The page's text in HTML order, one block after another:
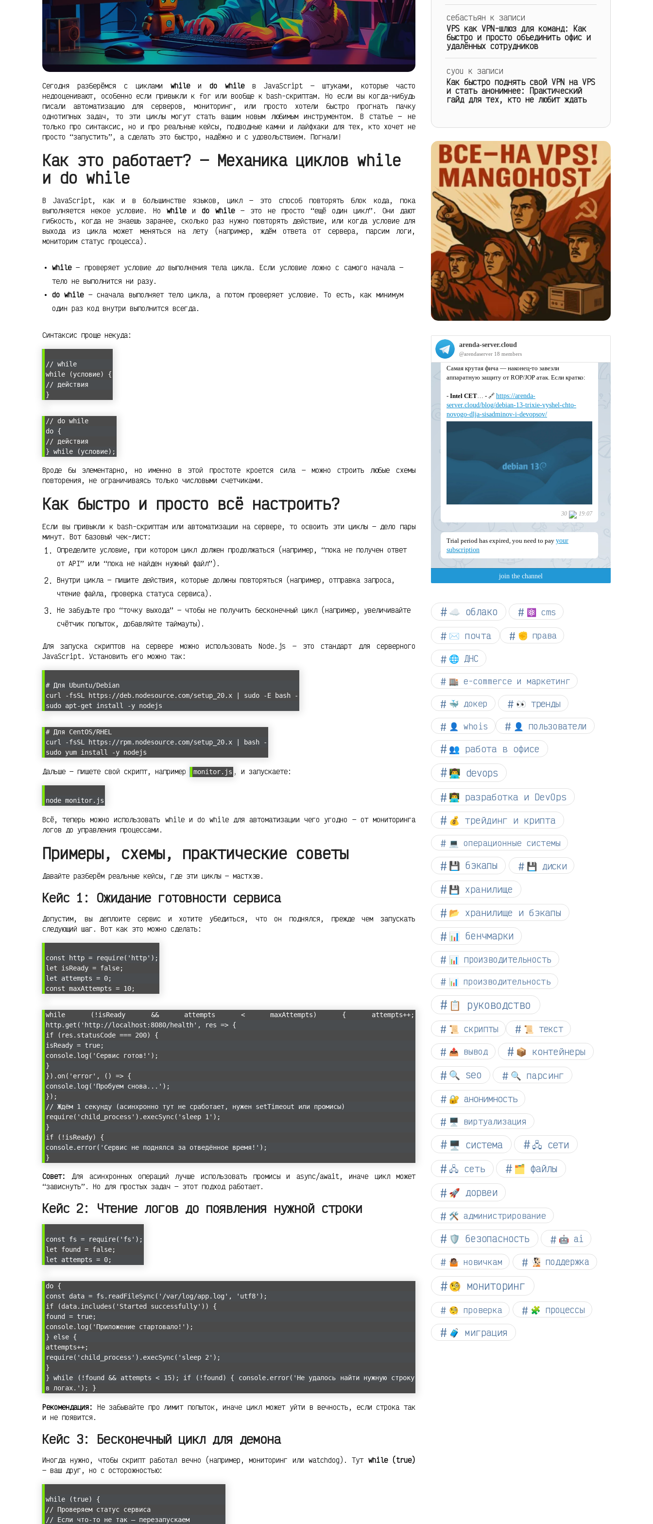
Сегодня разберёмся с циклами whileи do whileв JavaScript — штуками, которые часто
недооценивают, особенно если привыкли к for или вообще к bash-скриптам. Но если вы когда-нибудь
писали автоматизацию для серверов, мониторинг, или просто хотели быстро прогнать пачку
однотипных задач, то эти циклы могут стать вашим новым любимым инструментом. В статье — не
только про синтаксис, но и про реальные кейсы, подводные камни и лайфхаки для тех, кто хочет не
просто “запустить”, а сделать это быстро, надёжно и с удовольствием. Погнали!
Как это работает? — Механика циклов while
и do while
В JavaScript, как и в большинстве языков, цикл — это способ повторять блок кода, пока
выполняется некое условие. Но whileи do while— это не просто “ещё один цикл”. Они дают
гибкость, когда не знаешь заранее, сколько раз нужно повторять действие, или когда условие для
выхода из цикла может меняться на лету (например, ждём ответа от сервера, парсим логи,
мониторим статус процесса).
while— проверяет условие довыполнения тела цикла. Если условие ложно с самого начала —
тело не выполнится ни разу.
do while— сначала выполняет тело цикла, а потом проверяет условие. То есть, как минимум
один раз код внутри выполнится всегда.
Синтаксис проще некуда:
// while
while (условие) {
// действия
}
// do while
do {
// действия
} while (условие);
Вроде бы элементарно, но именно в этой простоте кроется сила — можно строить любые схемы
повторения, не ограничиваясь только числовыми счетчиками.
Как быстро и просто всё настроить?
Если вы привыкли к bash-скриптам или автоматизации на сервере, то освоить эти циклы — дело пары
минут. Вот базовый чек-лист:
Определите условие, при котором цикл должен продолжаться (например, “пока не получен ответ
от API” или “пока не найден нужный файл”).
Внутри цикла — пишите действия, которые должны повторяться (например, отправка запроса,
чтение файла, проверка статуса сервиса).
Не забудьте про “точку выхода” — чтобы не получить бесконечный цикл (например, увеличивайте
счётчик попыток, добавляйте таймауты).
Для запуска скриптов на сервере можно использовать Node.js — это стандарт для серверного
JavaScript. Установить его можно так:
# Для Ubuntu/Debian
curl -fsSL https://deb.nodesource.com/setup_20.x | sudo -E bash -
sudo apt-get install -y nodejs
# Для CentOS/RHEL
curl -fsSL https://rpm.nodesource.com/setup_20.x | bash -
sudo yum install -y nodejs
Дальше — пишете свой скрипт, например monitor.js , и запускаете:
node monitor.js
Всё, теперь можно использовать while и do while для автоматизации чего угодно — от мониторинга
логов до управления процессами.
Примеры, схемы, практические советы
Давайте разберём реальные кейсы, где эти циклы — мастхэв.
Кейс 1: Ожидание готовности сервиса
Допустим, вы деплоите сервис и хотите убедиться, что он поднялся, прежде чем запускать
следующий шаг. Вот как это можно сделать:
const http = require('http');
let isReady = false;
let attempts = 0;
const maxAttempts = 10;
while (!isReady && attempts < maxAttempts) { attempts++;
http.get('http://localhost:8080/health', res => {
if (res.statusCode === 200) {
isReady = true;
console.log('Сервис готов!');
}
}).on('error', () => {
console.log('Пробуем снова...');
});
// Ждём 1 секунду (асинхронно тут не сработает, нужен setTimeout или промисы)
require('child_process').execSync('sleep 1');
}
if (!isReady) {
console.error('Сервис не поднялся за отведённое время!');
}
Совет:
Для асинхронных операций лучше использовать промисы и async/await, иначе цикл может
“зависнуть”. Но для простых задач — этот подход работает.
Кейс 2: Чтение логов до появления нужной строки
const fs = require('fs');
let found = false;
let attempts = 0;
do {
const data = fs.readFileSync('/var/log/app.log', 'utf8');
if (data.includes('Started successfully')) {
found = true;
console.log('Приложение стартовало!');
} else {
attempts++;
require('child_process').execSync('sleep 2');
}
} while (!found && attempts < 15); if (!found) { console.error('Не удалось найти нужную строку
в логах.'); }
Рекомендация: Не забывайте про лимит попыток, иначе цикл может уйти в вечность, если строка так
и не появится.
Кейс 3: Бесконечный цикл для демона
Иногда нужно, чтобы скрипт работал вечно (например, мониторинг или watchdog). Тут while (true)
— ваш друг, но с осторожностью:
while (true) {
// Проверяем статус сервиса
// Если что-то не так — перезапускаем
себастьян к записи
VPS как VPN-шлюз для команд: Как
быстро и просто объединить офис и
удалённых сотрудников
cyou к записи
Как быстро поднять свой VPN на VPS
и стать анонимнее: Практический
гайд для тех, кто не любит ждать
☁︎ облако ⚛ cms
✉️ почта ✊ права
🌐 ДНС
🏬 e-commerce и маркетинг
🐳 докер 👀 тренды
👤 whois 👤 пользователи
👥 работа в офисе
👨‍💻 devops
👨‍💻 разработка и DevOps
💰 трейдинг и крипта
💻 операционные системы
💾 бэкапы 💾 диски
💾 хранилище
📂 хранилище и бэкапы
📊 бенчмарки
📊 производительность
📊 производительность
📋 руководство
📜 скрипты 📜 текст
📤 вывод 📦 контейнеры
🔍 seo 🔍 парсинг
🔐 анонимность
🖥️ виртуализация
🖥️ система 🖧 сети
🖧 сеть 🗂️ файлы
🚀 дорвеи
🛠️ администрирование
🛡️ безопасность 🤖 ai
🤷🏽 новичкам 🧏🏻 поддержка
🧐 мониторинг
🧐 проверка 🧩 процессы
🧳 миграция